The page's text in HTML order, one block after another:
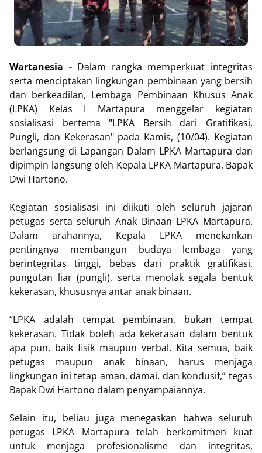
Wartanesia - Dalam rangka memperkuat integritas
serta menciptakan lingkungan pembinaan yang bersih
dan berkeadilan, Lembaga Pembinaan Khusus Anak
(LPKA) Kelas I Martapura menggelar kegiatan
sosialisasi bertema "LPKA Bersih dari Gratifikasi,
Pungli, dan Kekerasan" pada Kamis, (10/04). Kegiatan
berlangsung di Lapangan Dalam LPKA Martapura dan
dipimpin langsung oleh Kepala LPKA Martapura, Bapak
Dwi Hartono.
Kegiatan sosialisasi ini diikuti oleh seluruh jajaran
petugas serta seluruh Anak Binaan LPKA Martapura.
Dalam arahannya, Kepala LPKA menekankan
pentingnya membangun budaya lembaga yang
berintegritas tinggi, bebas dari praktik gratifikasi,
pungutan liar (pungli), serta menolak segala bentuk
kekerasan, khususnya antar anak binaan.
“LPKA adalah tempat pembinaan, bukan tempat
kekerasan. Tidak boleh ada kekerasan dalam bentuk
apa pun, baik fisik maupun verbal. Kita semua, baik
petugas maupun anak binaan, harus menjaga
lingkungan ini tetap aman, damai, dan kondusif,” tegas
Bapak Dwi Hartono dalam penyampaiannya.
Selain itu, beliau juga menegaskan bahwa seluruh
petugas LPKA Martapura telah berkomitmen kuat
untuk menjaga profesionalisme dan integritas,